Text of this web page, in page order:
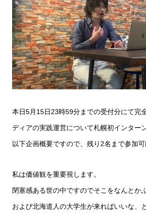
本日5月15日23時59分までの受付分にて完
ディアの実践運営について札幌初インター
以下企画概要ですので、残り2名まで参加可
私は価値観を重要視します。
閉塞感ある世の中ですのでそこをなんとか
および北海道人の大学生が来ればいいな、